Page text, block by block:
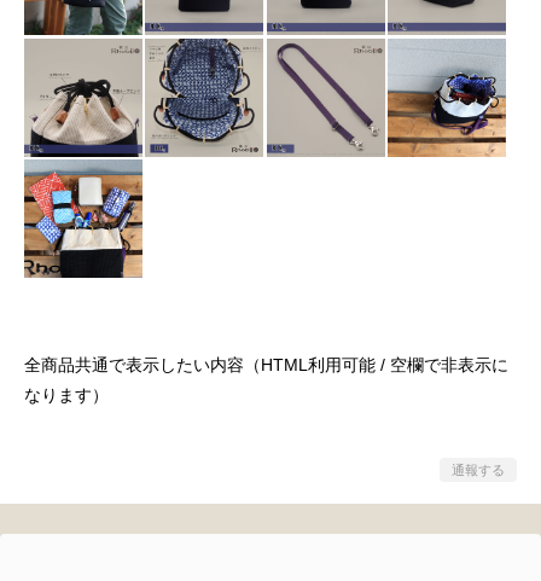
全商品共通で表示したい内容（HTML利用可能 / 空欄で非表示に
なります）
通報する